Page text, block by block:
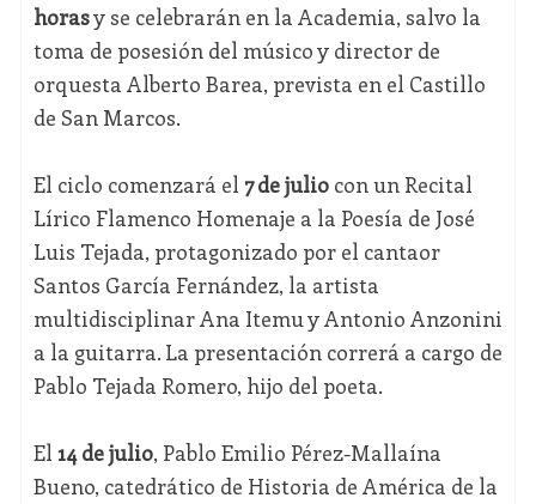
horasy se celebrarán en la Academia, salvo la
toma de posesión del músico y director de
orquesta Alberto Barea, prevista en el Castillo
de San Marcos.
El ciclo comenzará el 7 de juliocon un Recital
Lírico Flamenco Homenaje a la Poesía de José
Luis Tejada, protagonizado por el cantaor
Santos García Fernández, la artista
multidisciplinar Ana Itemu y Antonio Anzonini
a la guitarra. La presentación correrá a cargo de
Pablo Tejada Romero, hijo del poeta.
El 14 de julio, Pablo Emilio Pérez-Mallaína
Bueno, catedrático de Historia de América de la